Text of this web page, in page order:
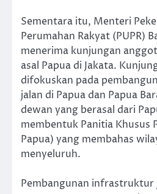
Sementara itu, Menteri
Perumahan Rakyat (PUPR)
menerima kunjungan
asal Papua di Jakata.
difokuskan pada
jalan di Papua dan Papua
dewan yang berasal dari
membentuk Panitia Khusus
Papua) yang membahas
menyeluruh.
Pembangunan infrastruktur